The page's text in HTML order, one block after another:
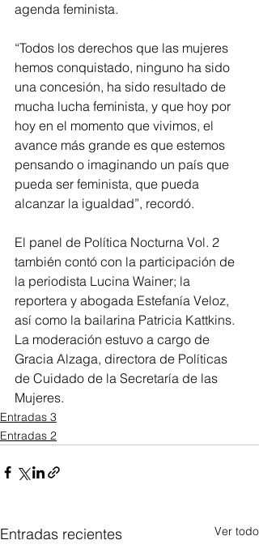
agenda feminista.
“Todos los derechos que las mujeres
hemos conquistado, ninguno ha sido
una concesión, ha sido resultado de
mucha lucha feminista, y que hoy por
hoy en el momento que vivimos, el
avance más grande es que estemos
pensando o imaginando un país que
pueda ser feminista, que pueda
alcanzar la igualdad”, recordó.
El panel de Política Nocturna Vol. 2
también contó con la participación de
la periodista Lucina Wainer; la
reportera y abogada Estefanía Veloz,
así como la bailarina Patricia Kattkins.
La moderación estuvo a cargo de
Gracia Alzaga, directora de Políticas
de Cuidado de la Secretaría de las
Mujeres.
Entradas 3
Entradas 2
Entradas recientes Ver todo